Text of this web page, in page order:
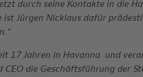
durch seine Kontakte in die
ist Jürgen Nicklaus dafür
17 Jahren in Havanna und
CEO die Geschäftsführung der